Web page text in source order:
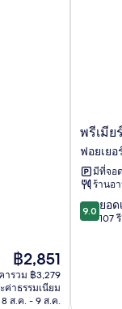
ราคา
ปัจจุบัน
คือ
฿2,851
฿2,851
ารวม ฿3,279
ค่าธรรมเนียม
8 ส.ค. - 9 ส.ค.
พรีเมียร์
อินน์
ส
ตุ๊
ตการ์ท
ฟอย
เอ
พรีเมีย
ฟอยเย
มีที่จอ
ร้านอ
9.0
จาก
9.0 ยอด
107